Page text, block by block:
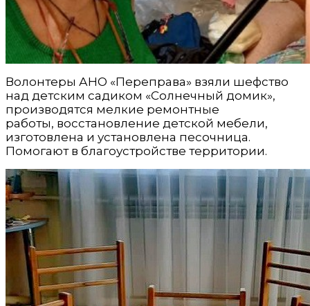
Волонтеры АНО «Переправа» взяли шефство
над детским садиком «Солнечный домик»,
производятся мелкие ремонтные
работы, восстановление детской мебели,
изготовлена и установлена песочница.
Помогают в благоустройстве территории.